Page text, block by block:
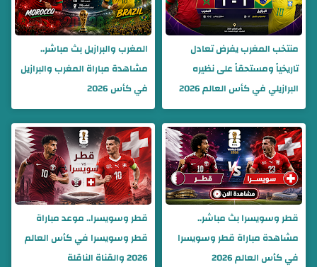
منتخب المغرب يفرض تعادل
تاريخياً ومستحقاً على نظيره
البرازيلي في كأس العالم 2026
المغرب والبرازيل بث مباشر..
مشاهدة مباراة المغرب والبرازيل
في كأس 2026
قطر وسويسرا بث مباشر..
مشاهدة مباراة قطر وسويسرا
في كأس العالم 2026
قطر وسويسرا.. موعد مباراة
قطر وسويسرا في كأس العالم
2026 والقناة الناقلة